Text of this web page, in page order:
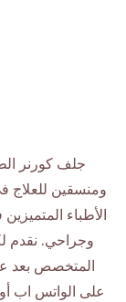
جلف كورنر
ومنسقين للعلاج
الأطباء
وجراحي. نقدم
المتخصص بعد
على الواتس اب